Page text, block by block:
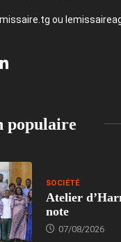
ou
populaire
SOCIÉTÉ
Atelier
note
07/08/2026